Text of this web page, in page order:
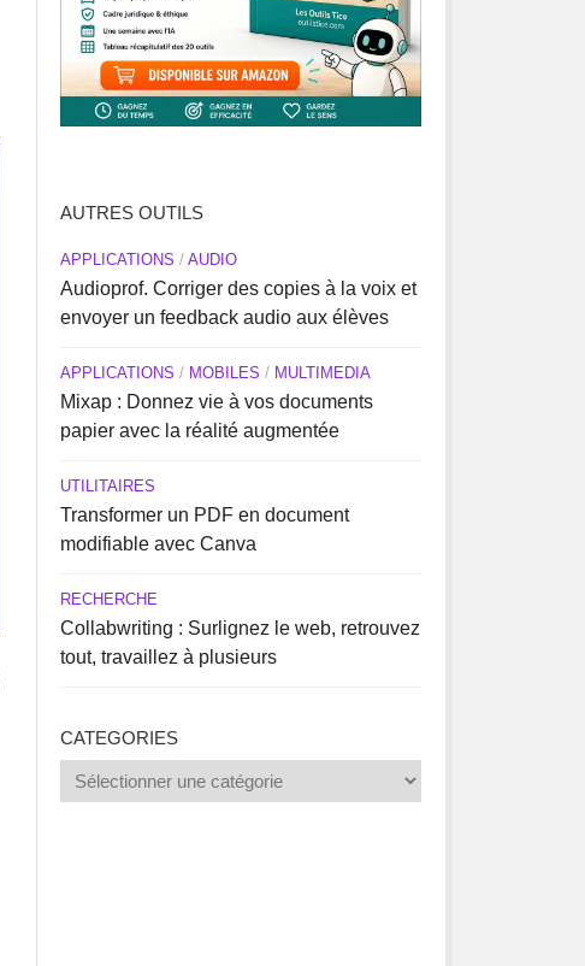
AUTRES OUTILS
APPLICATIONS / AUDIO
Audioprof. Corriger des copies à la voix et
envoyer un feedback audio aux élèves
APPLICATIONS / MOBILES / MULTIMEDIA
Mixap : Donnez vie à vos documents
papier avec la réalité augmentée
UTILITAIRES
Transformer un PDF en document
modifiable avec Canva
RECHERCHE
Collabwriting : Surlignez le web, retrouvez
tout, travaillez à plusieurs
CATEGORIES
Categories